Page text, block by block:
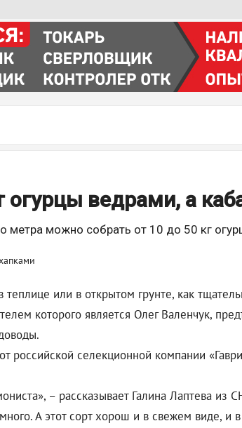
ведрами, а
можно собрать от 10 до 50 кг
или в открытом грунте, как
которого является Олег Валенчук,
селекционной компании
– рассказывает Галина Лаптева из
А этот сорт хорош и в свежем виде, и